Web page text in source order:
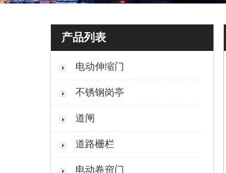
产品列表
电动伸缩门
不锈钢岗亭
道闸
道路栅栏
电动卷帘门